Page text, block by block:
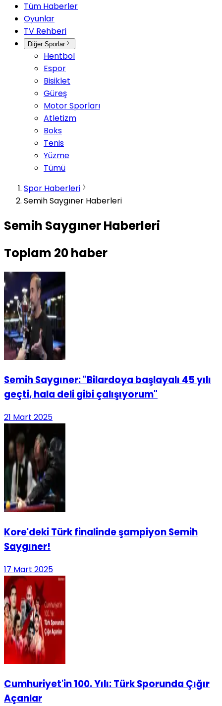
Tüm Haberler
Oyunlar
TV Rehberi
Diğer Sporlar
Hentbol
Espor
Bisiklet
Güreş
Motor Sporları
Atletizm
Boks
Tenis
Yüzme
Tümü
Spor Haberleri
Semih Saygıner Haberleri
Semih Saygıner Haberleri
Toplam 20haber
Semih Saygıner: "Bilardoya başlayalı 45 yılı
geçti, hala deli gibi çalışıyorum"
21 Mart 2025
Kore'deki Türk finalinde şampiyon Semih
Saygıner!
17 Mart 2025
Cumhuriyet'in 100. Yılı: Türk Sporunda Çığır
Açanlar